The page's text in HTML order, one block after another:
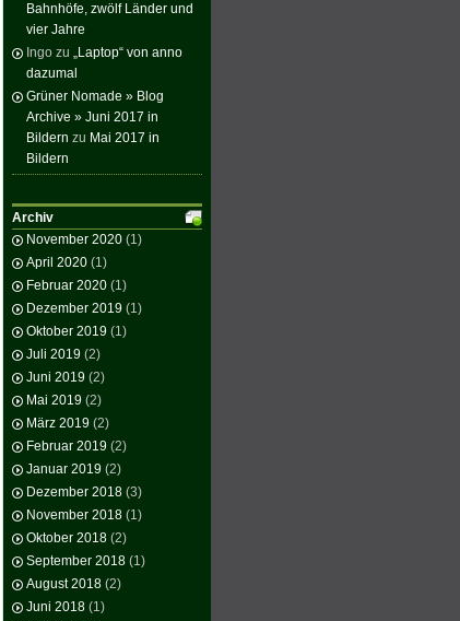
Bahnhöfe, zwölf Länder und
vier Jahre
Ingo zu „Laptop“ von anno
dazumal
Grüner Nomade » Blog
Archive » Juni 2017 in
Bildern zu Mai 2017 in
Bildern
Archiv
November 2020 (1)
April 2020 (1)
Februar 2020 (1)
Dezember 2019 (1)
Oktober 2019 (1)
Juli 2019 (2)
Juni 2019 (2)
Mai 2019 (2)
März 2019 (2)
Februar 2019 (2)
Januar 2019 (2)
Dezember 2018 (3)
November 2018 (1)
Oktober 2018 (2)
September 2018 (1)
August 2018 (2)
Juni 2018 (1)